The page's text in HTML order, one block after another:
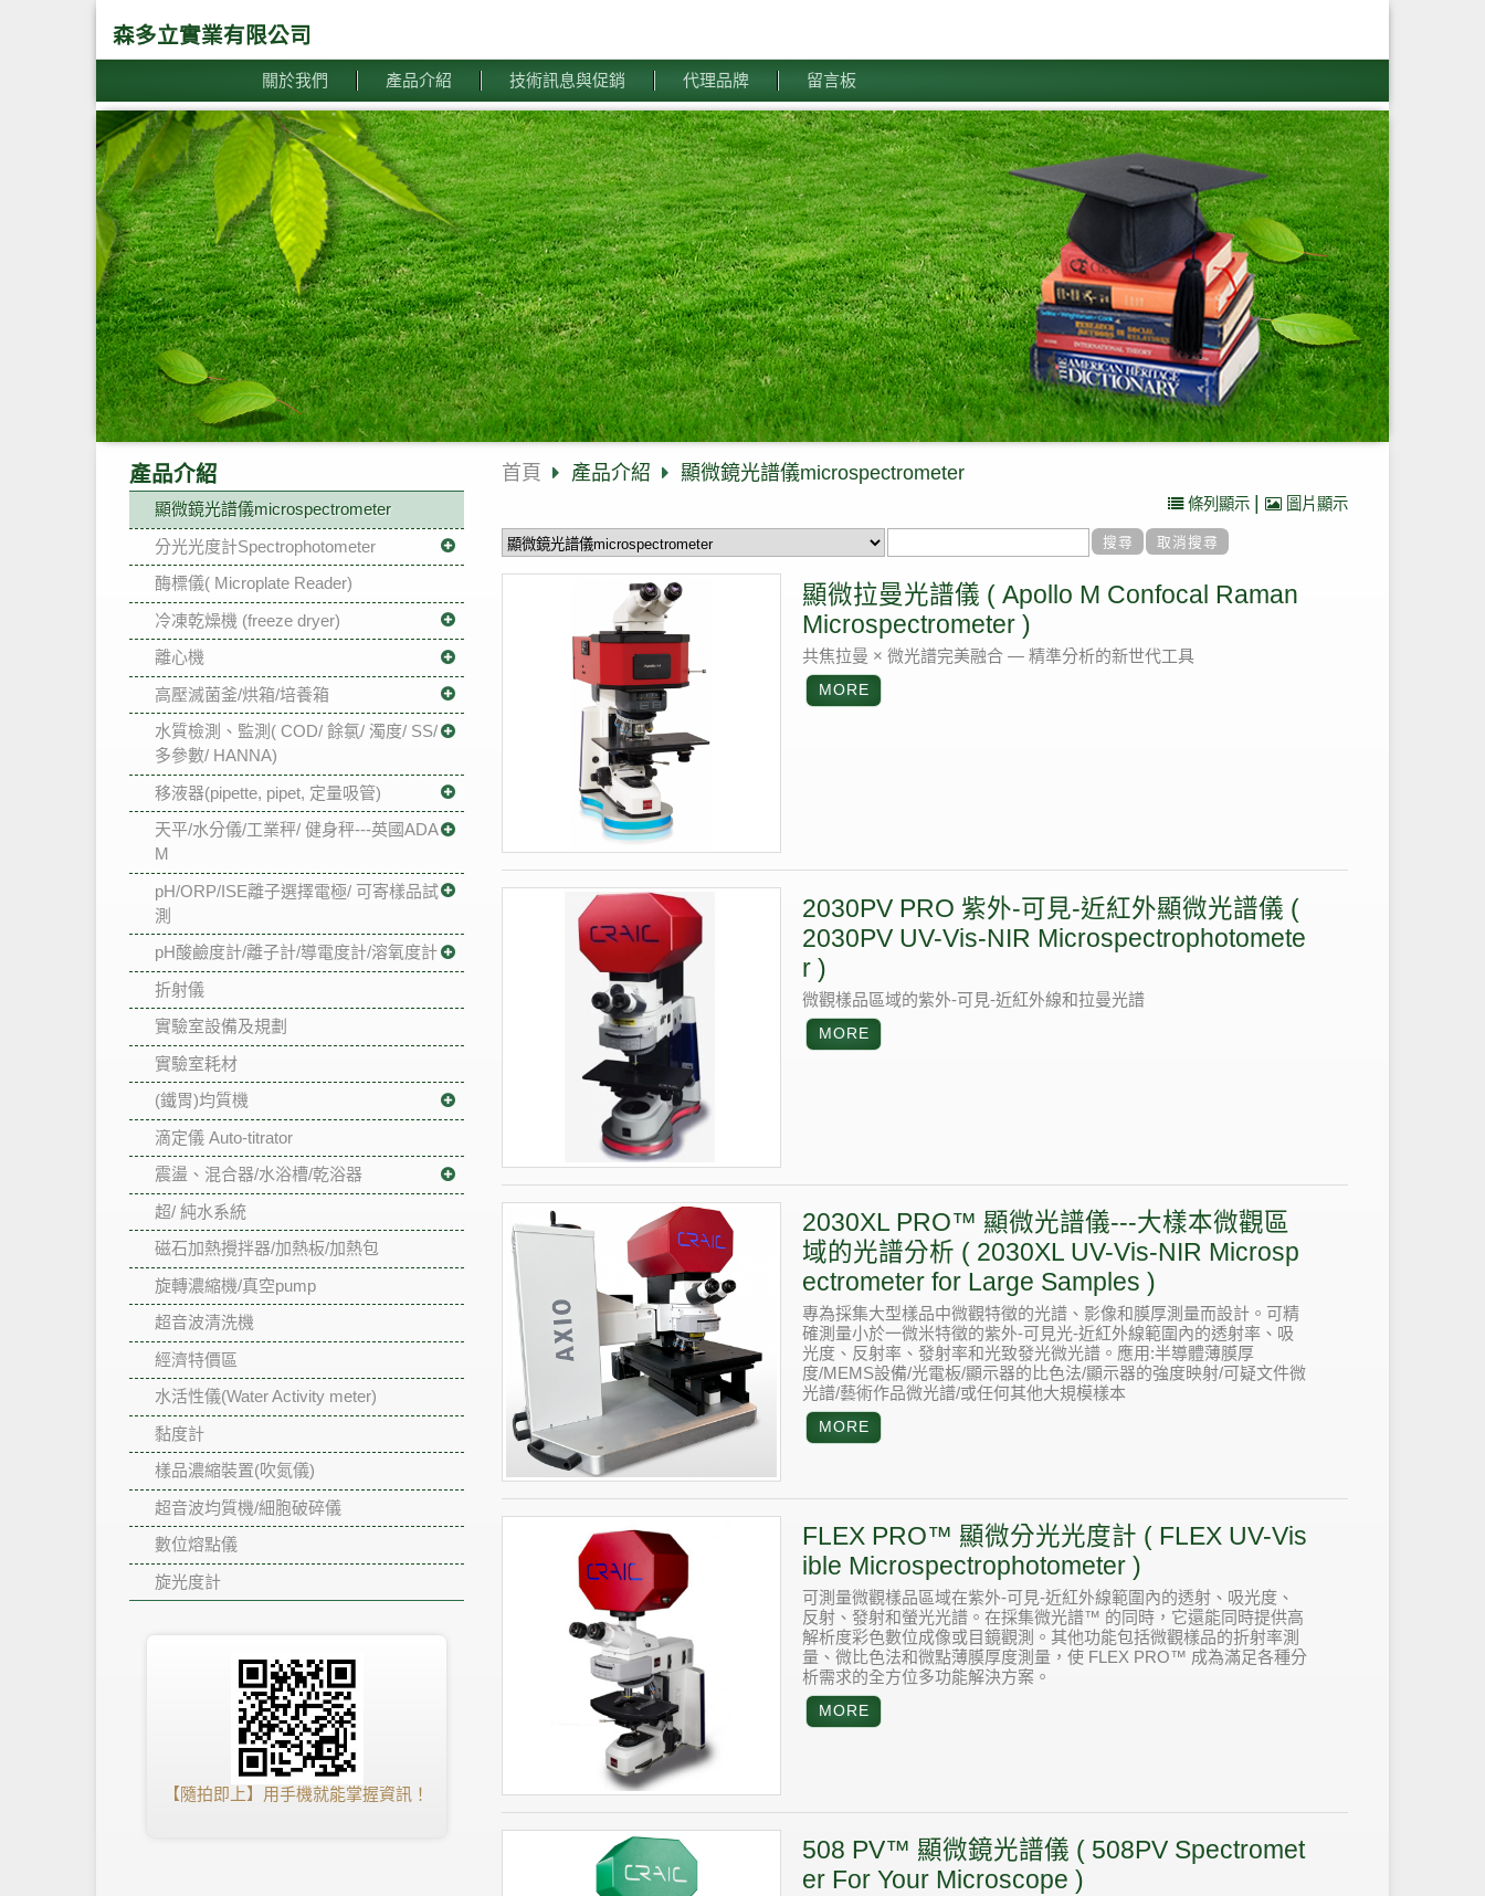
森多立實業有限公司
關於我們 產品介紹 技術訊息與促銷 代理品牌 留言板
產品介紹
顯微鏡光譜儀microspectrometer
分光光度計Spectrophotometer
酶標儀( Microplate Reader)
冷凍乾燥機 (freeze dryer)
離心機
高壓滅菌釜/烘箱/培養箱
水質檢測、監測( COD/ 餘氯/ 濁度/ SS/
多參數/ HANNA)
移液器(pipette, pipet, 定量吸管)
天平/水分儀/工業秤/ 健身秤---英國ADA
M
pH/ORP/ISE離子選擇電極/ 可寄樣品試
測
pH酸鹼度計/離子計/導電度計/溶氧度計
折射儀
實驗室設備及規劃
實驗室耗材
(鐵胃)均質機
滴定儀 Auto-titrator
震盪、混合器/水浴槽/乾浴器
超/ 純水系統
磁石加熱攪拌器/加熱板/加熱包
旋轉濃縮機/真空pump
超音波清洗機
經濟特價區
水活性儀(Water Activity meter)
黏度計
樣品濃縮裝置(吹氮儀)
超音波均質機/細胞破碎儀
數位熔點儀
旋光度計
【隨拍即上】用手機就能掌握資訊！
首頁 產品介紹 顯微鏡光譜儀microspectrometer
條列顯示 圖片顯示
顯微拉曼光譜儀 ( Apollo M Confocal Raman
Microspectrometer )
共焦拉曼 × 微光譜完美融合 — 精準分析的新世代工具
2030PV PRO 紫外-可見-近紅外顯微光譜儀 (
2030PV UV-Vis-NIR Microspectrophotomete
r )
微觀樣品區域的紫外-可見-近紅外線和拉曼光譜
2030XL PRO™ 顯微光譜儀---大樣本微觀區
域的光譜分析 ( 2030XL UV-Vis-NIR Microsp
ectrometer for Large Samples )
專為採集大型樣品中微觀特徵的光譜、影像和膜厚測量而設計。可精
確測量小於一微米特徵的紫外-可見光-近紅外線範圍內的透射率、吸
光度、反射率、發射率和光致發光微光譜。應用:半導體薄膜厚
度/MEMS設備/光電板/顯示器的比色法/顯示器的強度映射/可疑文件微
光譜/藝術作品微光譜/或任何其他大規模樣本
FLEX PRO™ 顯微分光光度計 ( FLEX UV-Vis
ible Microspectrophotometer )
可測量微觀樣品區域在紫外-可見-近紅外線範圍內的透射、吸光度、
反射、發射和螢光光譜。在採集微光譜™ 的同時，它還能同時提供高
解析度彩色數位成像或目鏡觀測。其他功能包括微觀樣品的折射率測
量、微比色法和微點薄膜厚度測量，使 FLEX PRO™ 成為滿足各種分
析需求的全方位多功能解決方案。
508 PV™ 顯微鏡光譜儀 ( 508PV Spectromet
er For Your Microscope )